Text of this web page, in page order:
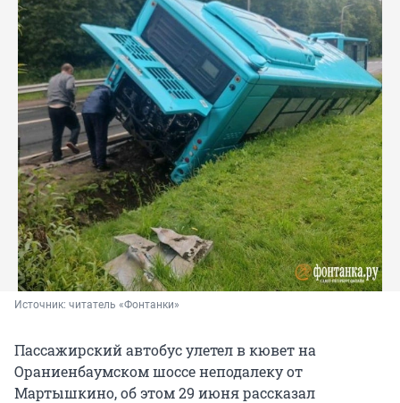
Источник: читатель «Фонтанки»
Пассажирский автобус улетел в кювет на
Ораниенбаумском шоссе неподалеку от
Мартышкино, об этом 29 июня рассказал